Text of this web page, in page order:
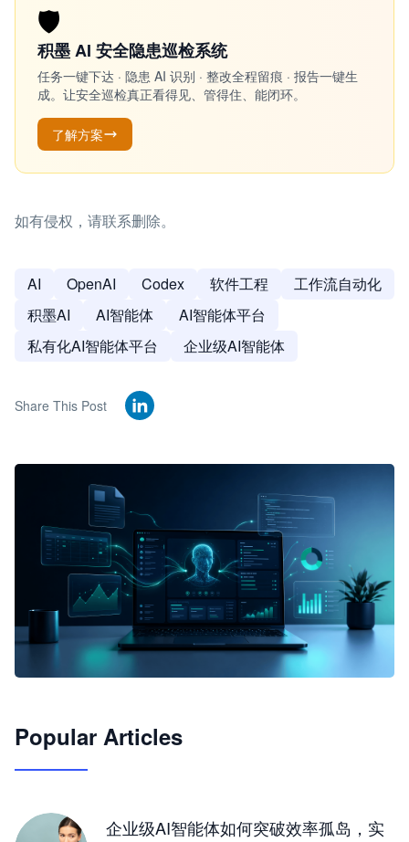
🛡️
积墨 AI 安全隐患巡检系统
任务一键下达 · 隐患 AI 识别 · 整改全程留痕 · 报告一键生
成。让安全巡检真正看得见、管得住、能闭环。
了解方案
如有侵权，请联系删除。
AI OpenAI Codex 软件工程
工作流自动化
积墨AI
AI智能体
AI智能体平台
私有化AI智能体平台
企业级AI智能体
Share This Post
JimoClaw 桌面 AI Agent 工作台
Popular Articles
企业级AI智能体如何突破效率孤岛，实